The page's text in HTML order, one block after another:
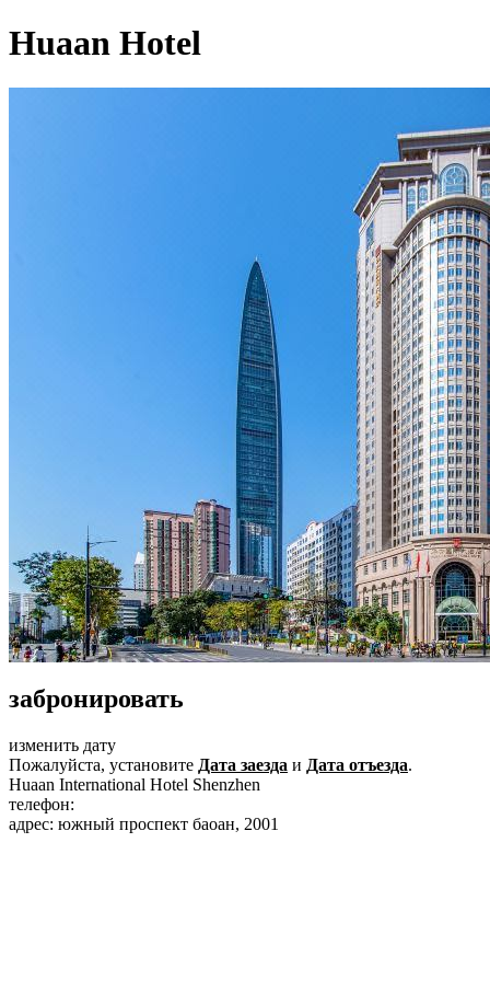
Huaan Hotel
забронировать
изменить дату
Пожалуйста, установите Дата заезда и Дата отъезда.
Huaan International Hotel Shenzhen
телефон:
адрес: южный проспект баоан, 2001